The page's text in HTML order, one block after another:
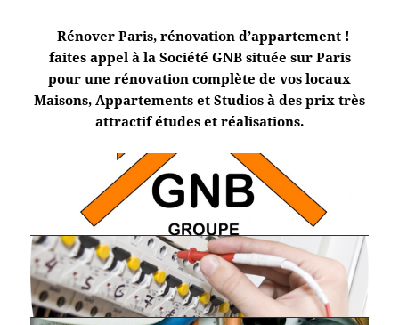
Rénover Paris, rénovation d’appartement !
faites appel à la Société GNB située sur Paris
pour une rénovation complète de vos locaux
Maisons, Appartements et Studios à des prix très
attractif études et réalisations.